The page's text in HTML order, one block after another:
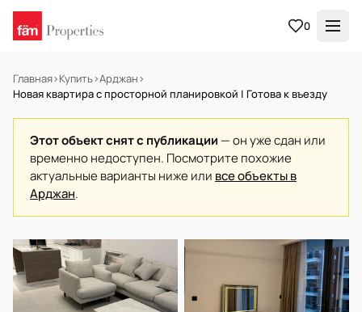
0
Главная›Купить›Арджан›
Новая квартира с просторной планировкой | Готова к въезду
Этот объект снят с публикации — он уже сдан или
временно недоступен. Посмотрите похожие
актуальные варианты ниже или все объекты в
Арджан.
В АРЕНДУ Готов к заселению